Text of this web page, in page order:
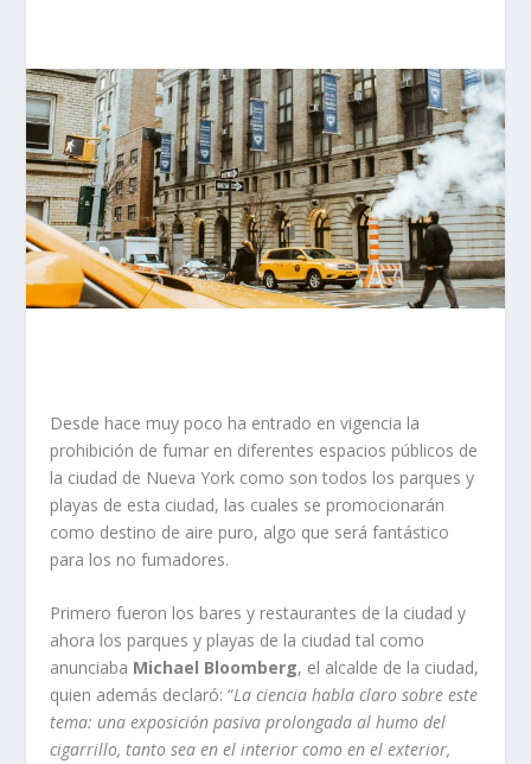
Desde hace muy poco ha entrado en vigencia la
prohibición de fumar en diferentes espacios públicos de
la ciudad de Nueva York como son todos los parques y
playas de esta ciudad, las cuales se promocionarán
como destino de aire puro, algo que será fantástico
para los no fumadores.
Primero fueron los bares y restaurantes de la ciudad y
ahora los parques y playas de la ciudad tal como
anunciaba Michael Bloomberg, el alcalde de la ciudad,
quien además declaró: “La ciencia habla claro sobre este
tema: una exposición pasiva prolongada al humo del
cigarrillo, tanto sea en el interior como en el exterior,